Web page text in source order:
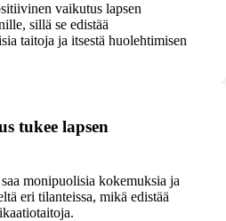
vaikutus lapsen
sillä se edistää
taitoja ja itsestä huolehtimisen
tukee lapsen
monipuolisia kokemuksia ja
eri tilanteissa, mikä edistää